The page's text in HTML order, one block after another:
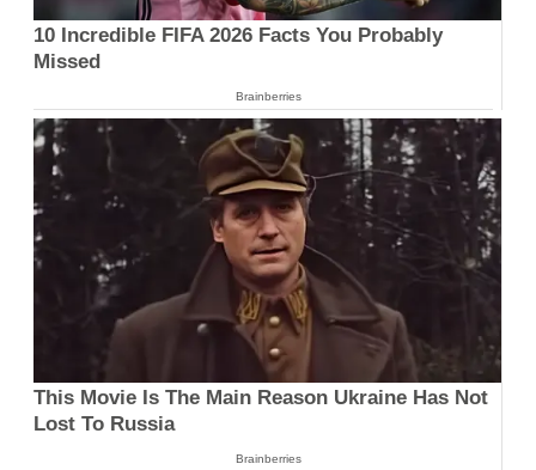
10 Incredible FIFA 2026 Facts You Probably
Missed
Brainberries
This Movie Is The Main Reason Ukraine Has Not
Lost To Russia
Brainberries